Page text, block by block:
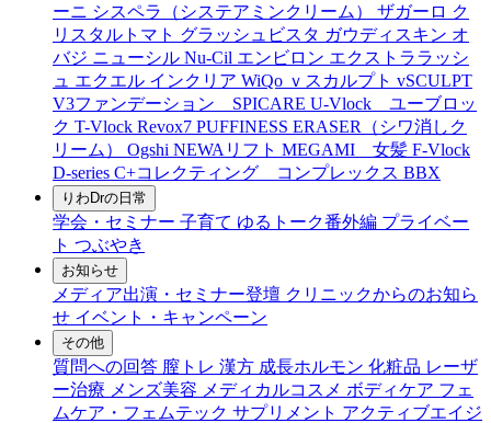
ーニ シスペラ（システアミンクリーム） ザガーロ ク
リスタルトマト グラッシュビスタ ガウディスキン オ
バジ ニューシル Nu-Cil エンビロン エクストララッシ
ュ エクエル インクリア WiQo ｖスカルプト vSCULPT
V3ファンデーション SPICARE U-Vlock ユーブロッ
ク T-Vlock Revox7 PUFFINESS ERASER（シワ消しク
リーム）
Ogshi NEWAリフト MEGAMI 女髪 F-Vlock
D-series C+コレクティング コンプレックス BBX
りわDrの日常
学会・セミナー 子育て ゆるトーク番外編 プライベー
ト つぶやき
お知らせ
メディア出演・セミナー登壇 クリニックからのお知ら
せ イベント・キャンペーン
その他
質問への回答 膣トレ 漢方 成長ホルモン 化粧品 レーザ
ー治療 メンズ美容 メディカルコスメ ボディケア フェ
ムケア・フェムテック サプリメント アクティブエイジ